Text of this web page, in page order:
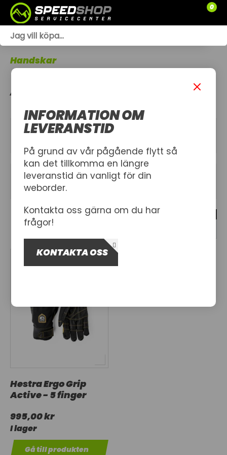
0
SLÄPVAGNAR
Handskar
ARBETSHANDSKAR
KATEGORIER
FILTER
Hestra Ergo Grip
Active - 5 finger
995,00 kr
I lager
Gå till produkten
INFORMATION OM
LEVERANSTID
På grund av vår pågående flytt så
kan det tillkomma en längre
leveranstid än vanligt för din
weborder.
Kontakta oss gärna om du har
frågor!
KONTAKTA OSS